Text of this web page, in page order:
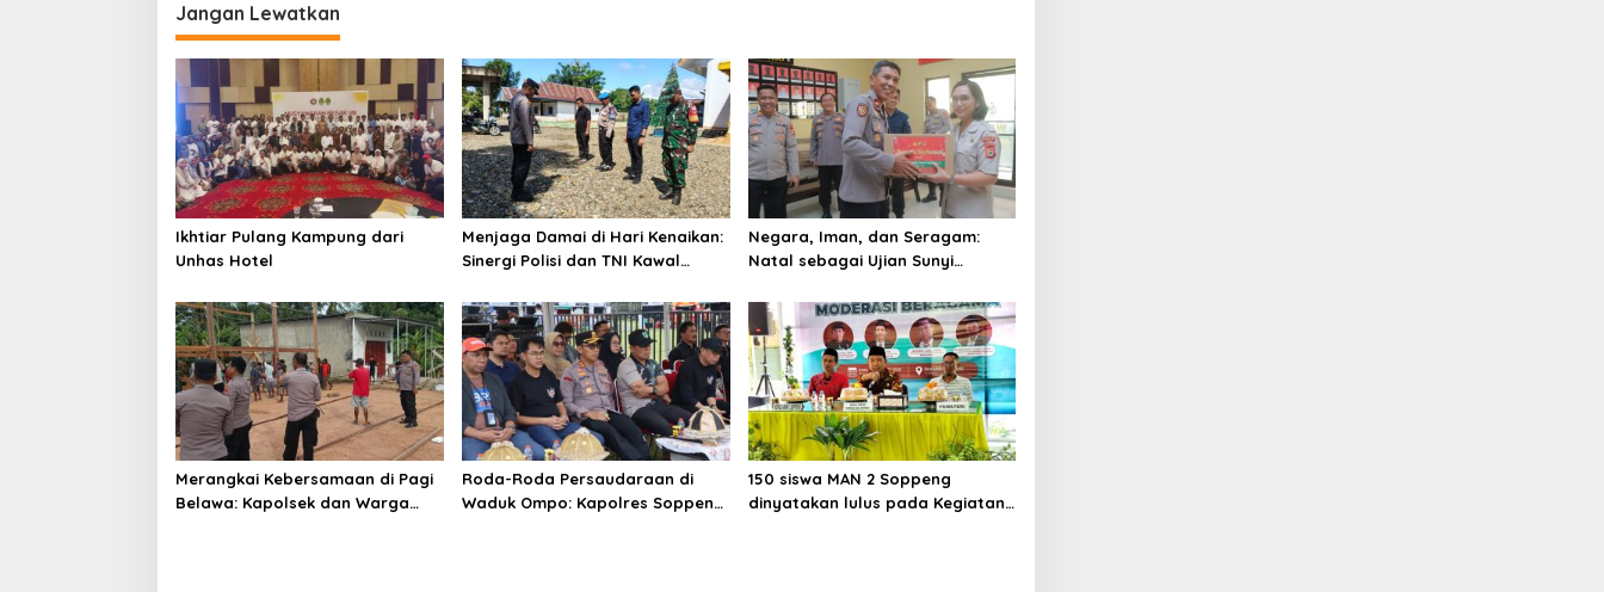
Jangan Lewatkan
Ikhtiar Pulang Kampung dari
Unhas Hotel
Menjaga Damai di Hari Kenaikan:
Sinergi Polisi dan TNI Kawal
Pitumpanua
Negara, Iman, dan Seragam:
Natal sebagai Ujian Sunyi
Merangkai Kebersamaan di Pagi
Belawa: Kapolsek dan Warga
Roda-Roda Persaudaraan di
Waduk Ompo: Kapolres Soppeng
150 siswa MAN 2 Soppeng
dinyatakan lulus pada Kegiatan